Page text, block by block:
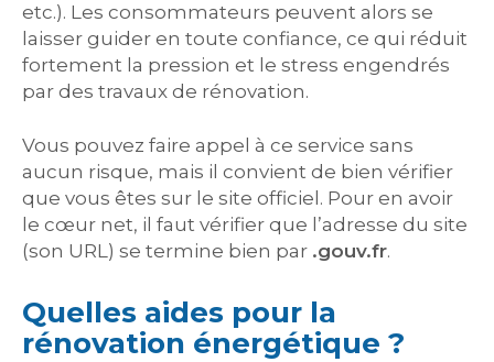
etc.). Les consommateurs peuvent alors se
laisser guider en toute confiance, ce qui réduit
fortement la pression et le stress engendrés
par des travaux de rénovation.
Vous pouvez faire appel à ce service sans
aucun risque, mais il convient de bien vérifier
que vous êtes sur le site officiel. Pour en avoir
le cœur net, il faut vérifier que l’adresse du site
(son URL) se termine bien par .gouv.fr.
Quelles aides pour la
rénovation énergétique ?